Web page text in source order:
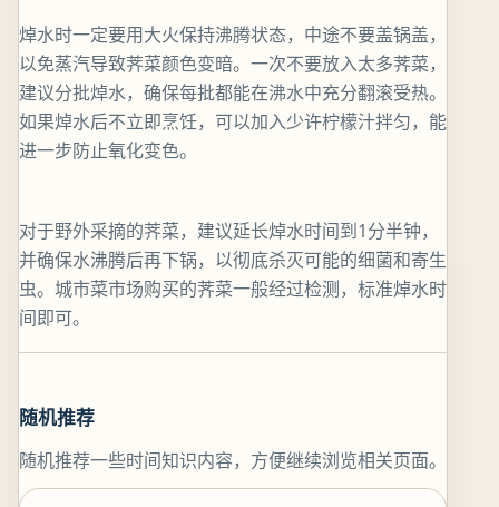
焯水时一定要用大火保持沸腾状态，中途不要盖锅盖，
以免蒸汽导致荠菜颜色变暗。一次不要放入太多荠菜，
建议分批焯水，确保每批都能在沸水中充分翻滚受热。
如果焯水后不立即烹饪，可以加入少许柠檬汁拌匀，能
进一步防止氧化变色。
对于野外采摘的荠菜，建议延长焯水时间到1分半钟，
并确保水沸腾后再下锅，以彻底杀灭可能的细菌和寄生
虫。城市菜市场购买的荠菜一般经过检测，标准焯水时
间即可。
随机推荐
随机推荐一些时间知识内容，方便继续浏览相关页面。